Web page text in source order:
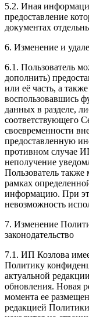
5.2. Иная
предоставление
документах
6. Изменение и
6.1. Пользователь
дополнить)
или её часть, а
воспользовавшись
данных в разделе,
соответствующего
своевременности
предоставленную
противном случае
неполучение
Пользователь
рамках
информацию. При
невозможность
7. Изменение
законодательство
7.1. ИП Козлова
Политику
актуальной
обновления. Новая
момента ее
редакцией